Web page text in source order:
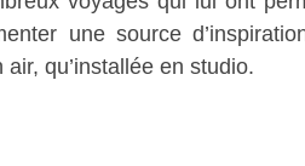
une source
qu’installée en studio.